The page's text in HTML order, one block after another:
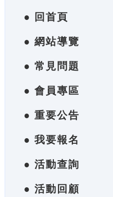
● 回首頁
● 網站導覽
● 常見問題
● 會員專區
● 重要公告
● 我要報名
● 活動查詢
● 活動回顧